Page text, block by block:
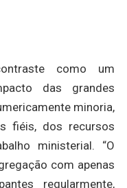
como um
das grandes
minoria,
fiéis, dos recursos
ministerial. “O
com apenas
regularmente,